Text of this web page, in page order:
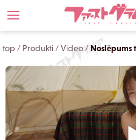
top / Produkti /Video/Noslēpums